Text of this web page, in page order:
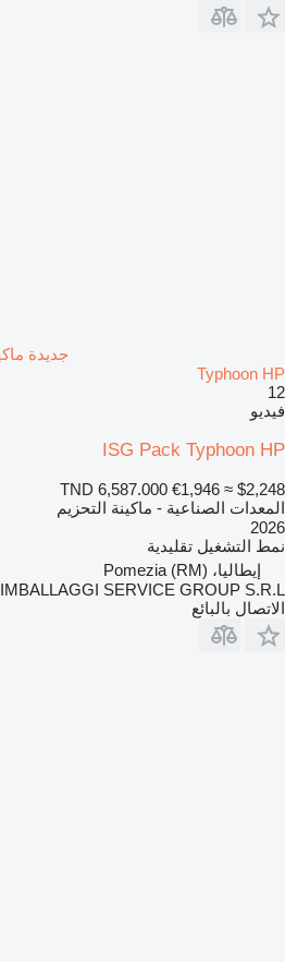
Typhoon HP
12
فيديو
ISG Pack Typhoon HP
TND 6,587.000 €1,946 ≈ $2,248
المعدات الصناعية - ماكينة التحزيم
2026
نمط التشغيل تقليدية
إيطاليا، Pomezia (RM)
IMBALLAGGI SERVICE GROUP S.R.L.
الاتصال بالبائع